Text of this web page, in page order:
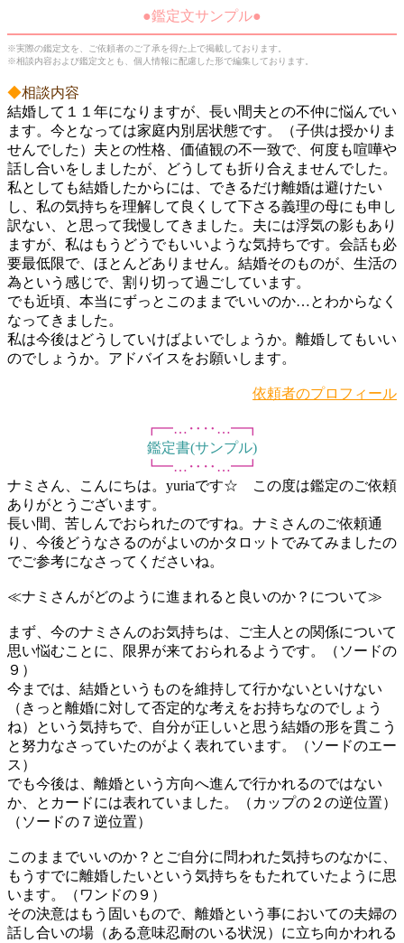
●鑑定文サンプル●
※実際の鑑定文を、ご依頼者のご了承を得た上で掲載しております。
※相談内容および鑑定文とも、個人情報に配慮した形で編集しております。
◆相談内容
結婚して１１年になりますが、長い間夫との不仲に悩んでい
ます。今となっては家庭内別居状態です。（子供は授かりま
せんでした）夫との性格、価値観の不一致で、何度も喧嘩や
話し合いをしましたが、どうしても折り合えませんでした。
私としても結婚したからには、できるだけ離婚は避けたい
し、私の気持ちを理解して良くして下さる義理の母にも申し
訳ない、と思って我慢してきました。夫には浮気の影もあり
ますが、私はもうどうでもいいような気持ちです。会話も必
要最低限で、ほとんどありません。結婚そのものが、生活の
為という感じで、割り切って過ごしています。
でも近頃、本当にずっとこのままでいいのか…とわからなく
なってきました。
私は今後はどうしていけばよいでしょうか。離婚してもいい
のでしょうか。アドバイスをお願いします。
依頼者のプロフィール
┏━…‥‥…━┓
鑑定書(サンプル)
┗━…‥‥…━┛
ナミさん、こんにちは。yuriaです☆ この度は鑑定のご依頼
ありがとうございます。
長い間、苦しんでおられたのですね。ナミさんのご依頼通
り、今後どうなさるのがよいのかタロットでみてみましたの
でご参考になさってくださいね。
≪ナミさんがどのように進まれると良いのか？について≫
まず、今のナミさんのお気持ちは、ご主人との関係について
思い悩むことに、限界が来ておられるようです。（ソードの
９）
今までは、結婚というものを維持して行かないといけない
（きっと離婚に対して否定的な考えをお持ちなのでしょう
ね）という気持ちで、自分が正しいと思う結婚の形を貫こう
と努力なさっていたのがよく表れています。（ソードのエー
ス）
でも今後は、離婚という方向へ進んで行かれるのではない
か、とカードには表れていました。（カップの２の逆位置）
（ソードの７逆位置）
このままでいいのか？とご自分に問われた気持ちのなかに、
もうすでに離婚したいという気持ちをもたれていたように思
います。（ワンドの９）
その決意はもう固いもので、離婚という事においての夫婦の
話し合いの場（ある意味忍耐のいる状況）に立ち向かわれる